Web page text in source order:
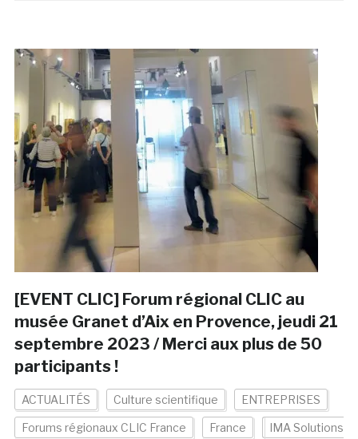
[EVENT CLIC] Forum régional CLIC au
musée Granet d’Aix en Provence, jeudi 21
septembre 2023 / Merci aux plus de 50
participants !
ACTUALITÉS Culture scientifique ENTREPRISES
Forums régionaux CLIC France France IMA Solutions